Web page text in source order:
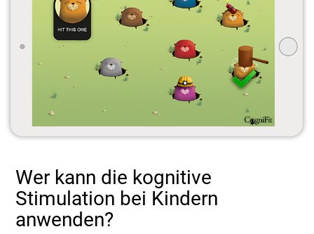
Wer kann die kognitive
Stimulation bei Kindern
anwenden?